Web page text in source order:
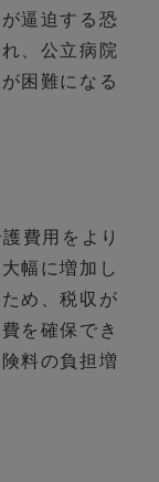
逼迫する恐
、公立病院
困難になる
費用をより
幅に増加し
め、税収が
を確保でき
料の負担増